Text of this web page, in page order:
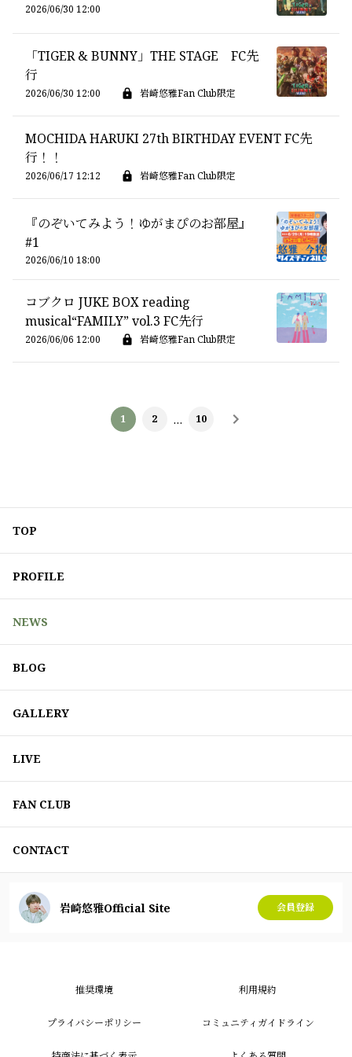
2026/06/30 12:00
「TIGER & BUNNY」THE STAGE FC先
行
2026/06/30 12:00 岩崎悠雅Fan Club限定
MOCHIDA HARUKI 27th BIRTHDAY EVENT FC先
行！！
2026/06/17 12:12 岩崎悠雅Fan Club限定
『のぞいてみよう！ゆがまぴのお部屋』
#1
2026/06/10 18:00
コブクロ JUKE BOX reading
musical“FAMILY” vol.3 FC先行
2026/06/06 12:00 岩崎悠雅Fan Club限定
1 2 … 10
TOP
PROFILE
NEWS
BLOG
GALLERY
LIVE
FAN CLUB
CONTACT
岩崎悠雅Official Site 会員登録
推奨環境 利用規約
プライバシーポリシー コミュニティガイドライン